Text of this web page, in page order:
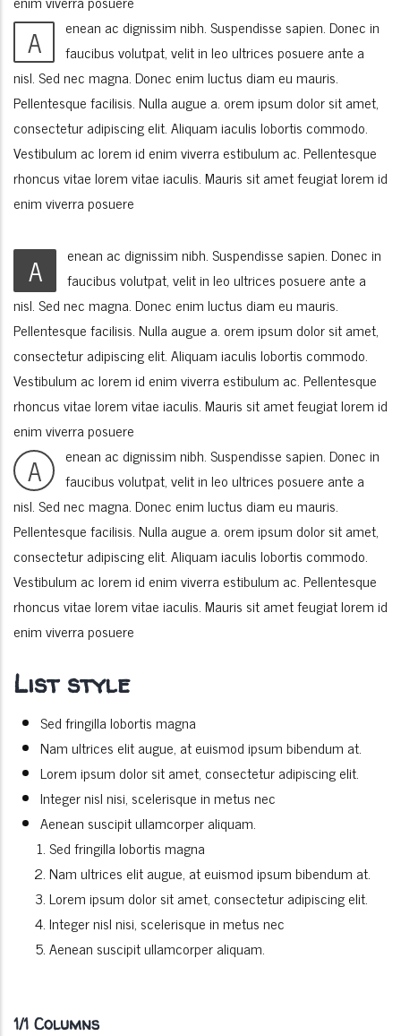
A
enean ac dignissim nibh. Suspendisse sapien. Donec in
faucibus volutpat, velit in leo ultrices posuere ante a
nisl. Sed nec magna. Donec enim luctus diam eu mauris.
Pellentesque facilisis. Nulla augue a. orem ipsum dolor sit amet,
consectetur adipiscing elit. Aliquam iaculis lobortis commodo.
Vestibulum ac lorem id enim viverra estibulum ac. Pellentesque
rhoncus vitae lorem vitae iaculis. Mauris sit amet feugiat lorem id
enim viverra posuere
A
enean ac dignissim nibh. Suspendisse sapien. Donec in
faucibus volutpat, velit in leo ultrices posuere ante a
nisl. Sed nec magna. Donec enim luctus diam eu mauris.
Pellentesque facilisis. Nulla augue a. orem ipsum dolor sit amet,
consectetur adipiscing elit. Aliquam iaculis lobortis commodo.
Vestibulum ac lorem id enim viverra estibulum ac. Pellentesque
rhoncus vitae lorem vitae iaculis. Mauris sit amet feugiat lorem id
enim viverra posuere
A
enean ac dignissim nibh. Suspendisse sapien. Donec in
faucibus volutpat, velit in leo ultrices posuere ante a
nisl. Sed nec magna. Donec enim luctus diam eu mauris.
Pellentesque facilisis. Nulla augue a. orem ipsum dolor sit amet,
consectetur adipiscing elit. Aliquam iaculis lobortis commodo.
Vestibulum ac lorem id enim viverra estibulum ac. Pellentesque
rhoncus vitae lorem vitae iaculis. Mauris sit amet feugiat lorem id
enim viverra posuere
List style
Sed fringilla lobortis magna
Nam ultrices elit augue, at euismod ipsum bibendum at.
Lorem ipsum dolor sit amet, consectetur adipiscing elit.
Integer nisl nisi, scelerisque in metus nec
Aenean suscipit ullamcorper aliquam.
Sed fringilla lobortis magna
Nam ultrices elit augue, at euismod ipsum bibendum at.
Lorem ipsum dolor sit amet, consectetur adipiscing elit.
Integer nisl nisi, scelerisque in metus nec
Aenean suscipit ullamcorper aliquam.
1/1 Columns